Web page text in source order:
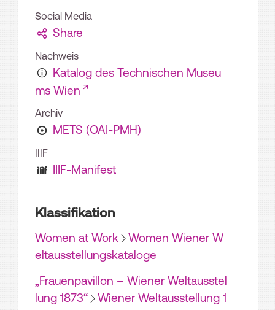
Social Media
Share
Nachweis
Katalog des Technischen Museu
ms Wien
Archiv
METS (OAI-PMH)
IIIF
IIIF-Manifest
Klassifikation
Women at Work
Women Wiener W
eltausstellungskataloge
„Frauenpavillon – Wiener Weltausstel
lung 1873“
Wiener Weltausstellung 1